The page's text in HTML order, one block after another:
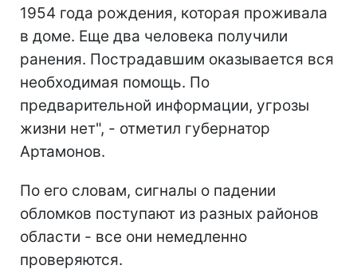
1954 года рождения, которая проживала
в доме. Еще два человека получили
ранения. Пострадавшим оказывается вся
необходимая помощь. По
предварительной информации, угрозы
жизни нет", - отметил губернатор
Артамонов.
По его словам, сигналы о падении
обломков поступают из разных районов
области - все они немедленно
проверяются.